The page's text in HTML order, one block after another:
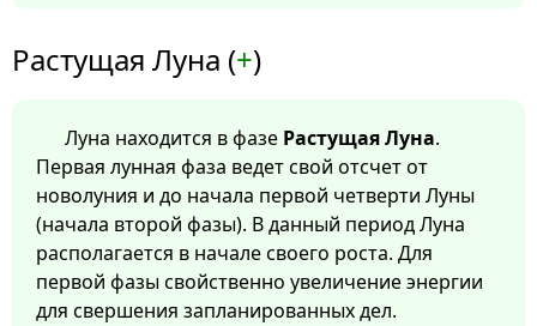
Растущая Луна (+)
Луна находится в фазе Растущая Луна.
Первая лунная фаза ведет свой отсчет от
новолуния и до начала первой четверти Луны
(начала второй фазы). В данный период Луна
располагается в начале своего роста. Для
первой фазы свойственно увеличение энергии
для свершения запланированных дел.